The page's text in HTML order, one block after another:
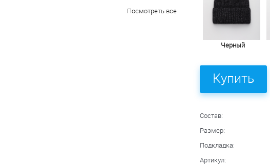
Посмотреть все
Черный
Купить
Состав:
Размер:
Подкладка:
Артикул: